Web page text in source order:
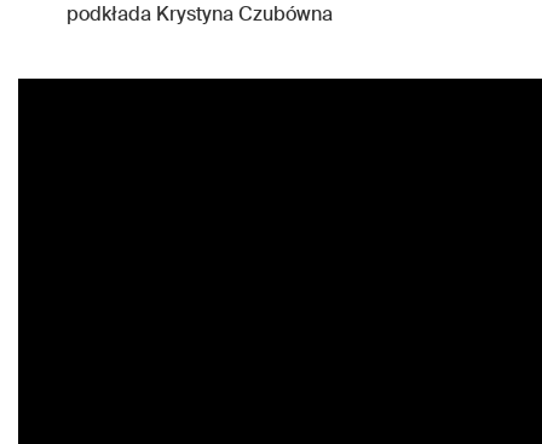
podkłada Krystyna Czubówna